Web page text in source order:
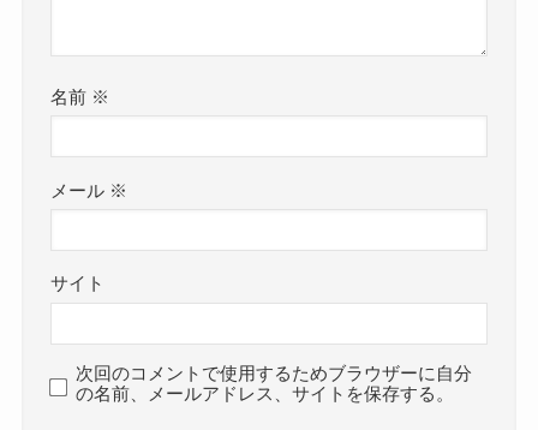
名前 ※
メール ※
サイト
次回のコメントで使用するためブラウザーに自分
の名前、メールアドレス、サイトを保存する。